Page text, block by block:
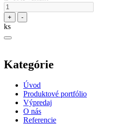
+ -
ks
Kategórie
Úvod
Produktové portfólio
Výpredaj
O nás
Referencie